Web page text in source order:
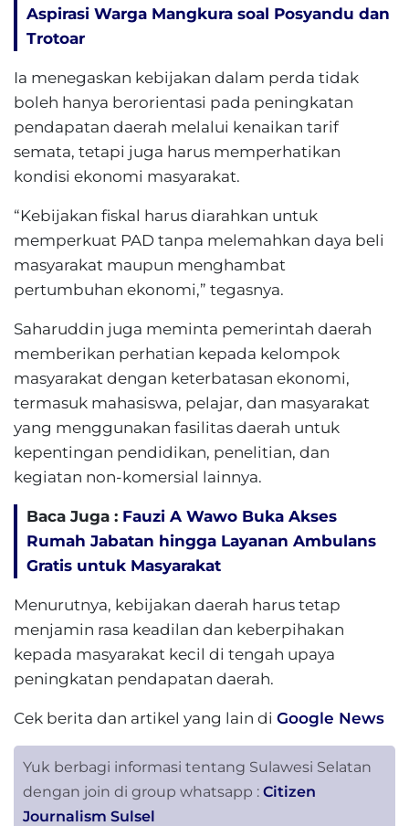
Aspirasi Warga Mangkura soal Posyandu dan
Trotoar
Ia menegaskan kebijakan dalam perda tidak
boleh hanya berorientasi pada peningkatan
pendapatan daerah melalui kenaikan tarif
semata, tetapi juga harus memperhatikan
kondisi ekonomi masyarakat.
“Kebijakan fiskal harus diarahkan untuk
memperkuat PAD tanpa melemahkan daya beli
masyarakat maupun menghambat
pertumbuhan ekonomi,” tegasnya.
Saharuddin juga meminta pemerintah daerah
memberikan perhatian kepada kelompok
masyarakat dengan keterbatasan ekonomi,
termasuk mahasiswa, pelajar, dan masyarakat
yang menggunakan fasilitas daerah untuk
kepentingan pendidikan, penelitian, dan
kegiatan non-komersial lainnya.
Baca Juga : Fauzi A Wawo Buka Akses
Rumah Jabatan hingga Layanan Ambulans
Gratis untuk Masyarakat
Menurutnya, kebijakan daerah harus tetap
menjamin rasa keadilan dan keberpihakan
kepada masyarakat kecil di tengah upaya
peningkatan pendapatan daerah.
Cek berita dan artikel yang lain di Google News
Yuk berbagi informasi tentang Sulawesi Selatan
dengan join di group whatsapp : Citizen
Journalism Sulsel